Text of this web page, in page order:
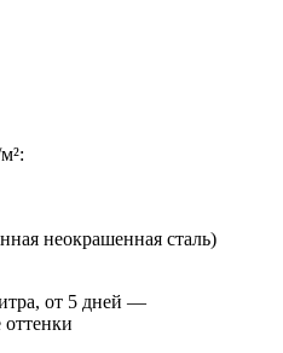
неокрашенная сталь)
от 5 дней —